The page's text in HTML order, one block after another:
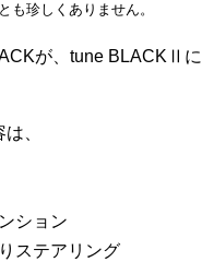
も珍しくありません。
が、tune BLACKⅡに
、
ション
ステアリング